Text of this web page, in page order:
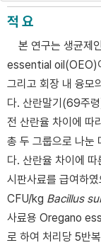
적 요
본 연구는 생균제인
essential oil(OEO)
그리고 회장 내 융모
다. 산란말기(69주
전 산란율 차이에
총 두 그룹으로 나눈
다. 산란율 차이에
시판사료를 급여하
CFU/kg Bacillus
사료용 Oregano
로 하여 처리당 5반